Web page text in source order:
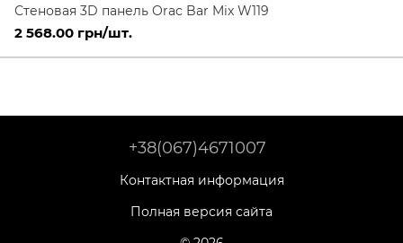
Стеновая 3D панель Orac Bar Mix W119
2 568.00 грн/шт.
+38(067)4671007
Контактная информация
Полная версия сайта